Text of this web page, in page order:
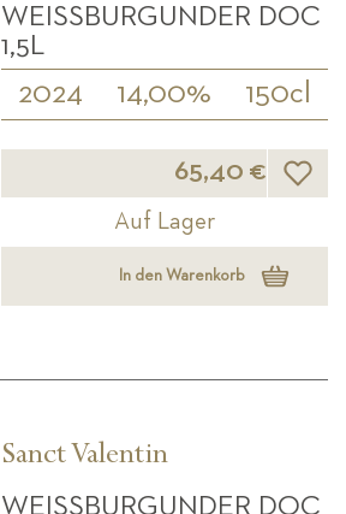
WEISSBURGUNDER DOC 1
,5L
2024 14,00% 150cl
65,40 €
Auf Lager
In den Warenkorb
Sanct Valentin
WEISSBURGUNDER DOC 3